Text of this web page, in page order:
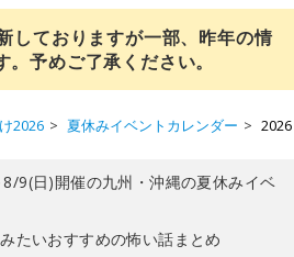
しておりますが一部、昨年の情
。予めご了承ください。
2026 夏休みイベントカレンダー
9(日)開催の九州・沖縄の夏休みイベ
みたいおすすめの怖い話まとめ